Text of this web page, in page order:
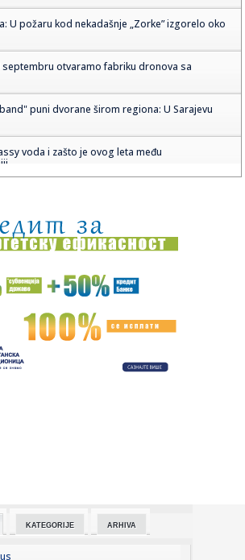
U požaru kod nekadašnje „Zorke” izgorelo oko
septembru otvaramo fabriku dronova sa
puni dvorane širom regiona: U Sarajevu
voda i zašto je ovog leta među
Broj žrtava pucnjave na Tajlandu porastao na
sam dedu, pa sam dao koš za pobedu
bilion dolara pokrenula novu dramu na
otac Lionela Mesija
TUGA U PORODICI MESI: Preminuo čovek koji je bio
KATEGORIJE ARHIVA